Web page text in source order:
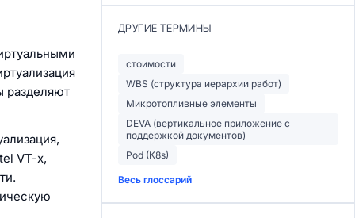
разделяют
VT-x,
ДРУГИЕ ТЕРМИНЫ
стоимости
WBS (структура иерархии работ)
Микротопливные элементы
DEVA (вертикальное приложение с
поддержкой документов)
Pod (K8s)
Весь глоссарий